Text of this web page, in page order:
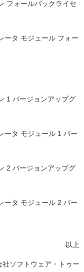
フォールバックライセ
ータ モジュール フォー
1 バージョンアップグ
ータ モジュール 1 バー
2 バージョンアップグ
ータ モジュール 2 バー
以上
社ソフトウェア・トゥー